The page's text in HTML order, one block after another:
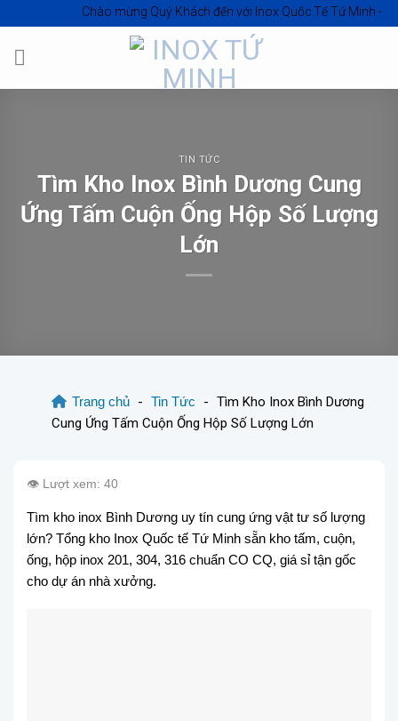
to
content
Chào mừng Quý Khách đến vớiInox Quốc Tế Tứ Minh - Inox Hồ
TIN TỨC
Tìm Kho Inox Bình Dương Cung
Ứng Tấm Cuộn Ống Hộp Số Lượng
Lớn
Trang chủ - Tin Tức - Tìm Kho Inox Bình Dương
Cung Ứng Tấm Cuộn Ống Hộp Số Lượng Lớn
👁️ Lượt xem: 40
Tìm kho inox Bình Dương uy tín cung ứng vật tư số lượng
lớn? Tổng kho Inox Quốc tế Tứ Minh sẵn kho tấm, cuộn,
ống, hộp inox 201, 304, 316 chuẩn CO CQ, giá sỉ tận gốc
cho dự án nhà xưởng.